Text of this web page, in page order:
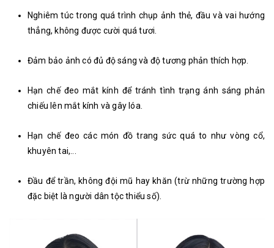
Nghiêm túc trong quá trình chụp ảnh thẻ, đầu và vai hướng
thẳng, không được cười quá tươi.
Đảm bảo ảnh có đủ độ sáng và độ tương phản thích hợp.
Hạn chế đeo mắt kính để tránh tình trạng ánh sáng phản
chiếu lên mắt kính và gây lóa.
Hạn chế đeo các món đồ trang sức quá to như vòng cổ,
khuyên tai,...
Đầu để trần, không đội mũ hay khăn (trừ những trường hợp
đặc biệt là người dân tộc thiểu số).